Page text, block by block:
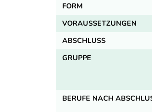
FORM
VORAUSSETZUNGEN
ABSCHLUSS
GRUPPE
BERUFE NACH